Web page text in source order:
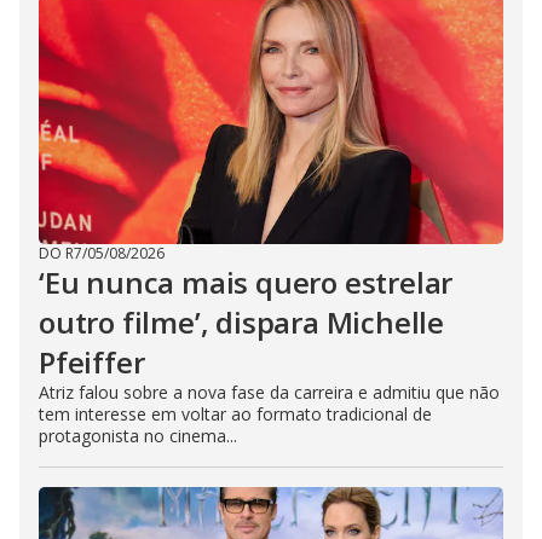
DO R7/05/08/2026
‘Eu nunca mais quero estrelar
outro filme’, dispara Michelle
Pfeiffer
Atriz falou sobre a nova fase da carreira e admitiu que não
tem interesse em voltar ao formato tradicional de
protagonista no cinema...